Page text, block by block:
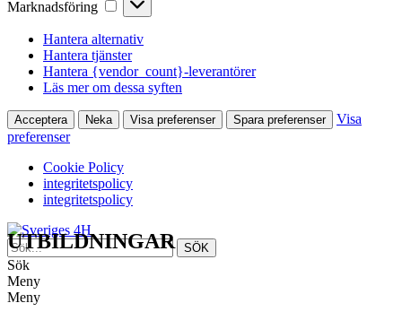
Marknadsföring
Hantera alternativ
Hantera tjänster
Hantera {vendor_count}-leverantörer
Läs mer om dessa syften
Acceptera Neka Visa preferenser Spara preferenser
Visa
preferenser
Cookie Policy
integritetspolicy
integritetspolicy
Sök
Meny
Meny
UTBILDNINGAR